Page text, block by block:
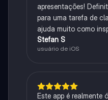
apresentações!
para uma tarefa de
ajuda muito como
Stefan S
usuário de iOS
Este app é realmente